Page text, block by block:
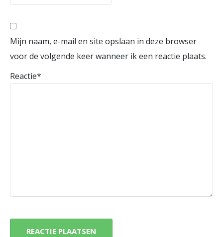
Mijn naam, e-mail en site opslaan in deze browser
voor de volgende keer wanneer ik een reactie plaats.
Reactie*